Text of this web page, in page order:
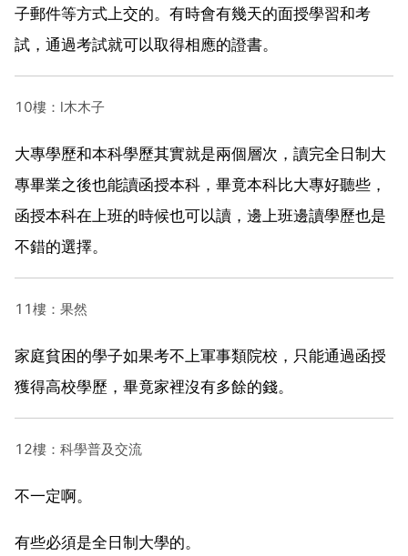
子郵件等方式上交的。有時會有幾天的面授學習和考
試，通過考試就可以取得相應的證書。
10樓：l木木子
大專學歷和本科學歷其實就是兩個層次，讀完全日制大
專畢業之後也能讀函授本科，畢竟本科比大專好聽些，
函授本科在上班的時候也可以讀，邊上班邊讀學歷也是
不錯的選擇。
11樓：果然
家庭貧困的學子如果考不上軍事類院校，只能通過函授
獲得高校學歷，畢竟家裡沒有多餘的錢。
12樓：科學普及交流
不一定啊。
有些必須是全日制大學的。